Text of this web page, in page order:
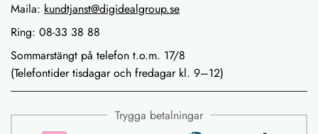
Maila: kundtjanst@digidealgroup.se
Ring: 08-33 38 88
Sommarstängt på telefon t.o.m. 17/8
(Telefontider tisdagar och fredagar kl. 9–12)
Trygga betalningar